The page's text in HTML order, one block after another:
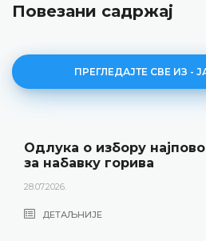
Повезани садржај
ПРЕГЛЕДАЈТЕ СВЕ ИЗ -
Одлука о избору
за набавку горива
28.07.2026.
ДЕТАЉНИЈЕ